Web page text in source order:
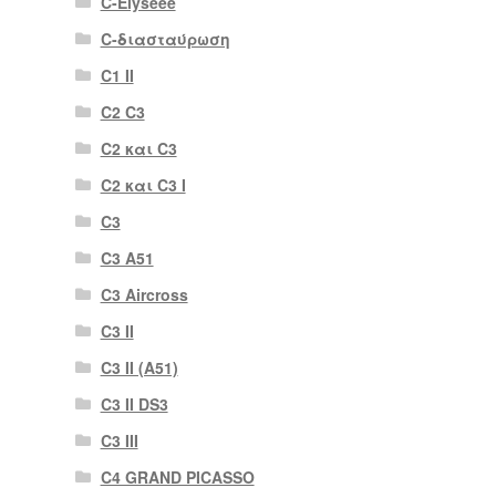
C-διασταύρωση
C1 II
C2 C3
C2 και C3
C2 και C3 I
C3
C3 A51
C3 Aircross
C3 II
C3 II (A51)
C3 II DS3
C3 III
C4 GRAND PICASSO